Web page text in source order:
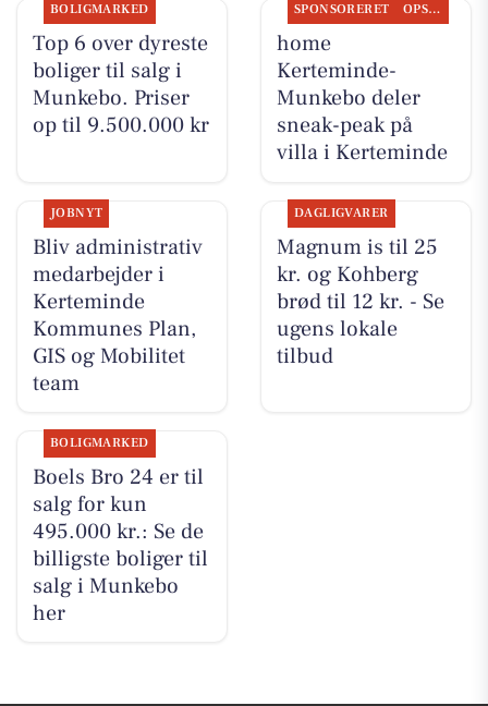
BOLIGMARKED
Top 6 over dyreste
boliger til salg i
Munkebo. Priser
op til 9.500.000 kr
SPONSORERET OPSLAGSTAVLEN
home
Kerteminde-
Munkebo deler
sneak-peak på
villa i Kerteminde
JOBNYT
Bliv administrativ
medarbejder i
Kerteminde
Kommunes Plan,
GIS og Mobilitet
team
DAGLIGVARER
Magnum is til 25
kr. og Kohberg
brød til 12 kr. - Se
ugens lokale
tilbud
BOLIGMARKED
Boels Bro 24 er til
salg for kun
495.000 kr.: Se de
billigste boliger til
salg i Munkebo
her